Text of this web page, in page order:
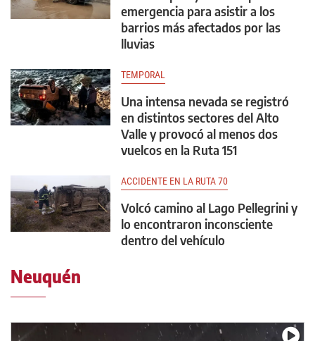
emergencia para asistir a los
barrios más afectados por las
lluvias
TEMPORAL
Una intensa nevada se registró
en distintos sectores del Alto
Valle y provocó al menos dos
vuelcos en la Ruta 151
ACCIDENTE EN LA RUTA 70
Volcó camino al Lago Pellegrini y
lo encontraron inconsciente
dentro del vehículo
Neuquén